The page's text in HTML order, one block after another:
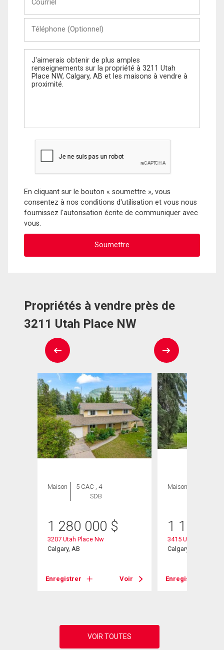
(Optionnel)
Message
En cliquant sur le bouton « soumettre », vous
consentez à nos conditions d'utilisation et vous nous
fournissez l'autorisation écrite de communiquer avec
vous.
Propriétés à vendre près de
3211 Utah Place NW
Maison
5 CAC , 4
SDB
1 280 000 $
3207 Utah Place Nw
Calgary, AB
Enregistrer Voir
Maison
1 100
3415 Utah
Calgary, AB
Enregistrer